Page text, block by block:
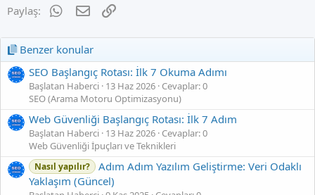
Paylaş: WhatsApp
E-posta
Benzer konular
SEO Başlangıç Rotası: İlk 7 Okuma Adımı
Başlatan Haberci 13 Haz 2026 Cevaplar: 0
SEO (Arama Motoru Optimizasyonu)
Web Güvenliği Başlangıç Rotası: İlk 7 Adım
Başlatan Haberci 13 Haz 2026 Cevaplar: 0
Web Güvenliği İpuçları ve Teknikleri
Nasıl yapılır?
Adım Adım Yazılım Geliştirme: Veri Odaklı
Yaklaşım (Güncel)